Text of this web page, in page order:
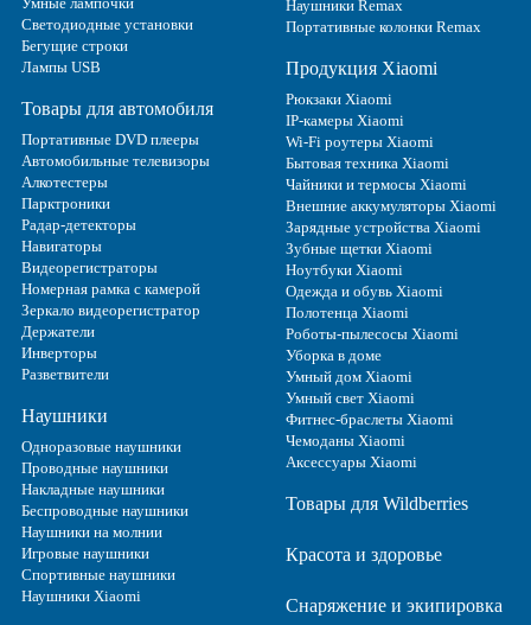
Светодиодные установки
Бегущие строки
Лампы USB
Товары для автомобиля
Портативные DVD плееры
Автомобильные телевизоры
Алкотестеры
Парктроники
Радар-детекторы
Навигаторы
Видеорегистраторы
Номерная рамка с камерой
Зеркало видеорегистратор
Держатели
Инверторы
Разветвители
Наушники
Одноразовые наушники
Проводные наушники
Накладные наушники
Беспроводные наушники
Наушники на молнии
Игровые наушники
Спортивные наушники
Наушники Xiaomi
Наушники Remax
Портативные колонки Remax
Продукция Xiaomi
Рюкзаки Xiaomi
IP-камеры Xiaomi
Wi-Fi роутеры Xiaomi
Бытовая техника Xiaomi
Чайники и термосы Xiaomi
Внешние аккумуляторы Xiaomi
Зарядные устройства Xiaomi
Зубные щетки Xiaomi
Ноутбуки Xiaomi
Одежда и обувь Xiaomi
Полотенца Xiaomi
Роботы-пылесосы Xiaomi
Уборка в доме
Умный дом Xiaomi
Умный свет Xiaomi
Фитнес-браслеты Xiaomi
Чемоданы Xiaomi
Аксессуары Xiaomi
Товары для Wildberries
Красота и здоровье
Снаряжение и экипировка